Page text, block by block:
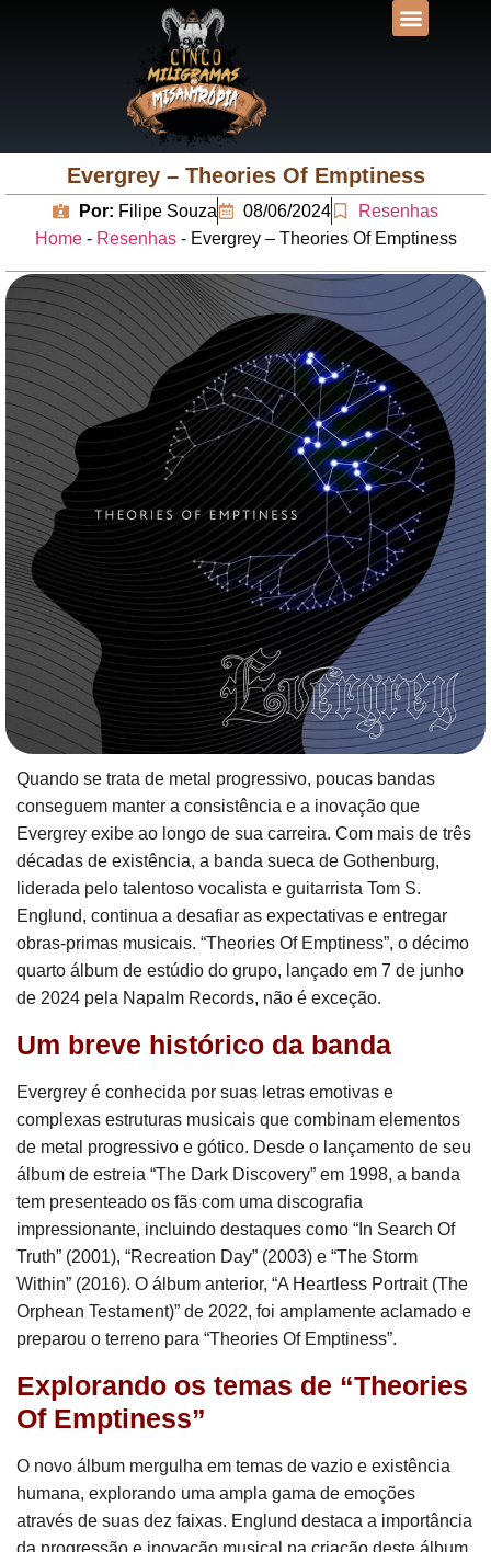
Evergrey – Theories Of Emptiness
Por: Filipe Souza 08/06/2024
Resenhas
Home- Resenhas- Evergrey – Theories Of Emptiness
Quando se trata de metal progressivo, poucas bandas
conseguem manter a consistência e a inovação que
Evergrey exibe ao longo de sua carreira. Com mais de três
décadas de existência, a banda sueca de Gothenburg,
liderada pelo talentoso vocalista e guitarrista Tom S.
Englund, continua a desafiar as expectativas e entregar
obras-primas musicais. “Theories Of Emptiness”, o décimo
quarto álbum de estúdio do grupo, lançado em 7 de junho
de 2024 pela Napalm Records, não é exceção.
Um breve histórico da banda
Evergrey é conhecida por suas letras emotivas e
complexas estruturas musicais que combinam elementos
de metal progressivo e gótico. Desde o lançamento de seu
álbum de estreia “The Dark Discovery” em 1998, a banda
tem presenteado os fãs com uma discografia
impressionante, incluindo destaques como “In Search Of
Truth” (2001), “Recreation Day” (2003) e “The Storm
Within” (2016). O álbum anterior, “A Heartless Portrait (The
Orphean Testament)” de 2022, foi amplamente aclamado e
preparou o terreno para “Theories Of Emptiness”.
Explorando os temas de “Theories
Of Emptiness”
O novo álbum mergulha em temas de vazio e existência
humana, explorando uma ampla gama de emoções
através de suas dez faixas. Englund destaca a importância
da progressão e inovação musical na criação deste álbum,